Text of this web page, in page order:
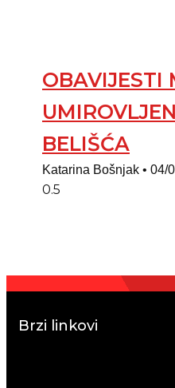
OBAVIJESTI
BELIŠĆA
Katarina Bošnjak 04/
Brzi linkovi